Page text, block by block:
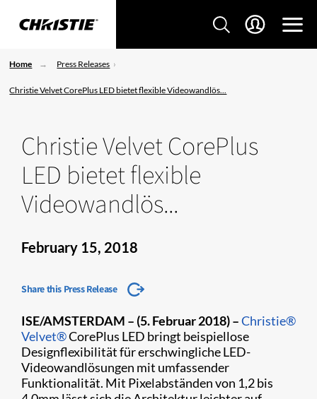
Home Press Releases
Christie Velvet CorePlus LED bietet flexible Videowandlös...
Christie Velvet CorePlus
LED bietet flexible
Videowandlös...
February 15, 2018
Share this Press Release
​ISE/AMSTERDAM – (5. Februar 2018) –Christie®
Velvet®CorePlus LED bringt beispiellose
Designflexibilität für erschwingliche LED-
Videowandlösungen mit umfassender
Funktionalität. Mit Pixelabständen von 1,2 bis